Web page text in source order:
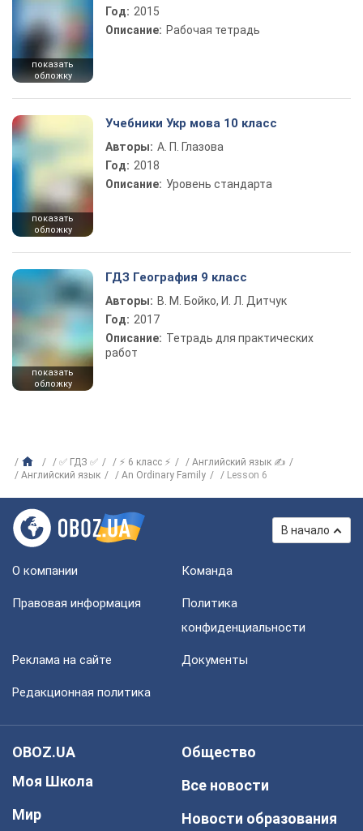
показать
обложку
Год: 2015
Описание: Рабочая тетрадь
показать
обложку
Учебники Укр мова 10 класс
Авторы: А. П. Глазова
Год: 2018
Описание: Уровень стандарта
показать
обложку
ГДЗ География 9 класс
Авторы: В. М. Бойко, И. Л. Дитчук
Год: 2017
Описание: Тетрадь для практических
работ
✅ ГДЗ ✅ ⚡ 6 класс ⚡
Английский язык ✍
Английский язык
An Ordinary Family Lesson 6
В начало
О компании Команда
Правовая информация
Политика
конфиденциальности
Реклама на сайте Документы
Редакционная политика
OBOZ.UA
Моя Школа
Мир
Общество
Все новости
Новости образования